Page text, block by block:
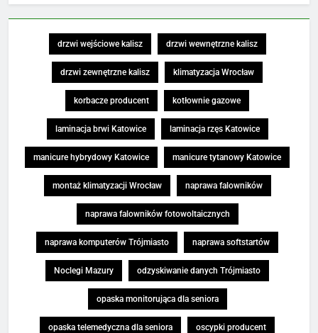
drzwi wejściowe kalisz drzwi wewnętrzne kalisz
drzwi zewnętrzne kalisz klimatyzacja Wrocław
korbacze producent kotłownie gazowe
laminacja brwi Katowice laminacja rzęs Katowice
manicure hybrydowy Katowice manicure tytanowy Katowice
montaż klimatyzacji Wrocław naprawa falowników
naprawa falowników fotowoltaicznych
naprawa komputerów Trójmiasto naprawa softstartów
Noclegi Mazury odzyskiwanie danych Trójmiasto
opaska monitorująca dla seniora
opaska telemedyczna dla seniora oscypki producent